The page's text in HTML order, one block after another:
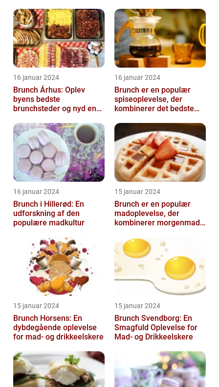
16 januar 2024
Brunch Århus: Oplev
byens bedste
brunchsteder og nyd en
madoplevelse
16 januar 2024
Brunch er en populær
spiseoplevelse, der
kombinerer det bedste
frokost
16 januar 2024
Brunch i Hillerød: En
udforskning af den
populære madkultur
15 januar 2024
Brunch er en populær
madoplevelse, der
kombinerer morgenmad
afslappet og hygg...
15 januar 2024
Brunch Horsens: En
dybdegående oplevelse
for mad- og drikkeelskere
15 januar 2024
Brunch Svendborg: En
Smagfuld Oplevelse for
Mad- og Drikkeelskere